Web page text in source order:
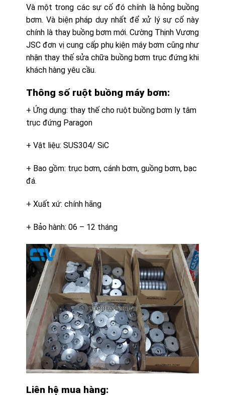
Và một trong các sự cố đó chính là hỏng buồng
bơm. Và biện pháp duy nhất để xử lý sự cố này
chính là thay buồng bơm mới. Cường Thịnh Vương
JSC đơn vị cung cấp phụ kiện máy bơm cũng như
nhận thay thế sửa chữa buồng bơm trục đứng khi
khách hàng yêu cầu.
Thông số ruột buồng máy bơm:
+ Ứng dụng: thay thế cho ruột buồng bơm ly tâm
trục đứng Paragon
+ Vật liệu: SUS304/ SiC
+ Bao gồm: trục bơm, cánh bơm, guồng bơm, bạc
đá.
+ Xuất xứ: chính hãng
+ Bảo hành: 06 – 12 tháng
Liên hệ mua hàng: